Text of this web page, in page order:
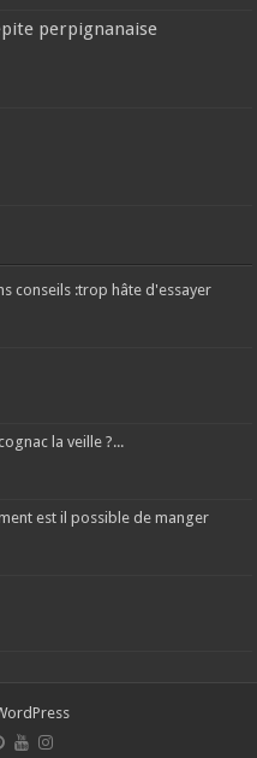
perpignanaise
conseils :trop hâte d'essayer
la veille ?...
est il possible de manger